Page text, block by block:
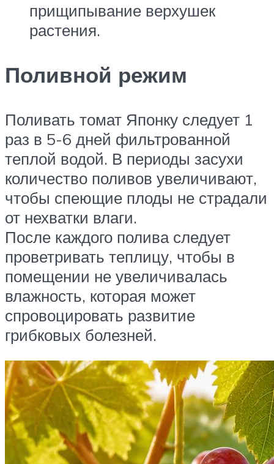
прищипывание верхушек
растения.
Поливной режим
Поливать томат Японку следует 1
раз в 5-6 дней фильтрованной
теплой водой. В периоды засухи
количество поливов увеличивают,
чтобы спеющие плоды не страдали
от нехватки влаги.
После каждого полива следует
проветривать теплицу, чтобы в
помещении не увеличивалась
влажность, которая может
спровоцировать развитие
грибковых болезней.